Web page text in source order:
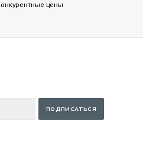
цены